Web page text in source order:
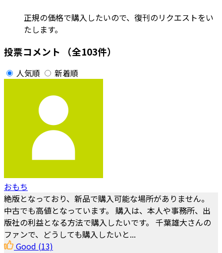
正規の価格で購入したいので、復刊のリクエストをい
たします。
投票コメント （全103件）
人気順 新着順
おもち
絶版となっており、新品で購入可能な場所がありません。
中古でも高値となっています。 購入は、本人や事務所、出
版社の利益となる方法で購入したいです。 千葉雄大さんの
ファンで、どうしても購入したいと...
Good (13)